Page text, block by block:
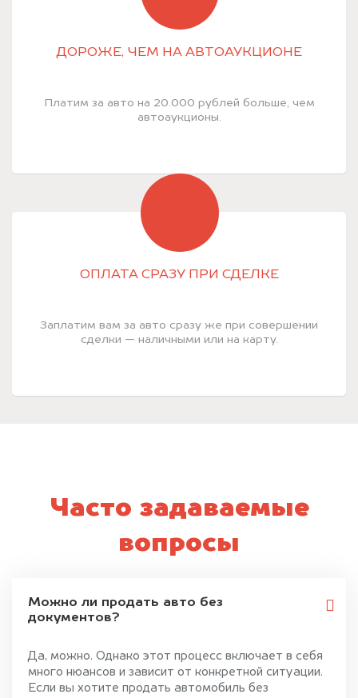
ДОРОЖЕ, ЧЕМ НА АВТОАУКЦИОНЕ
Платим за авто на 20.000 рублей больше, чем
автоаукционы.
ОПЛАТА СРАЗУ ПРИ СДЕЛКЕ
Заплатим вам за авто сразу же при совершении
сделки — наличными или на карту.
Часто задаваемые
вопросы
Можно ли продать авто без
документов?
Да, можно. Однако этот процесс включает в себя
много нюансов и зависит от конкретной ситуации.
Если вы хотите продать автомобиль без